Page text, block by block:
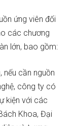
ứng viên đối
các chương
lớn, bao gồm:
nếu cần nguồn
công ty có
kiện với các
Khoa, Đại